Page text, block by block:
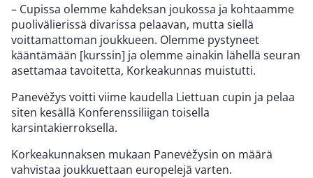
– Cupissa olemme kahdeksan joukossa ja kohtaamme
puolivälierissä divarissa pelaavan, mutta siellä
voittamattoman joukkueen. Olemme pystyneet
kääntämään [kurssin] ja olemme ainakin lähellä seuran
asettamaa tavoitetta, Korkeakunnas muistutti.
Panevėžys voitti viime kaudella Liettuan cupin ja pelaa
siten kesällä Konferenssiliigan toisella
karsintakierroksella.
Korkeakunnaksen mukaan Panevėžysin on määrä
vahvistaa joukkuettaan europelejä varten.